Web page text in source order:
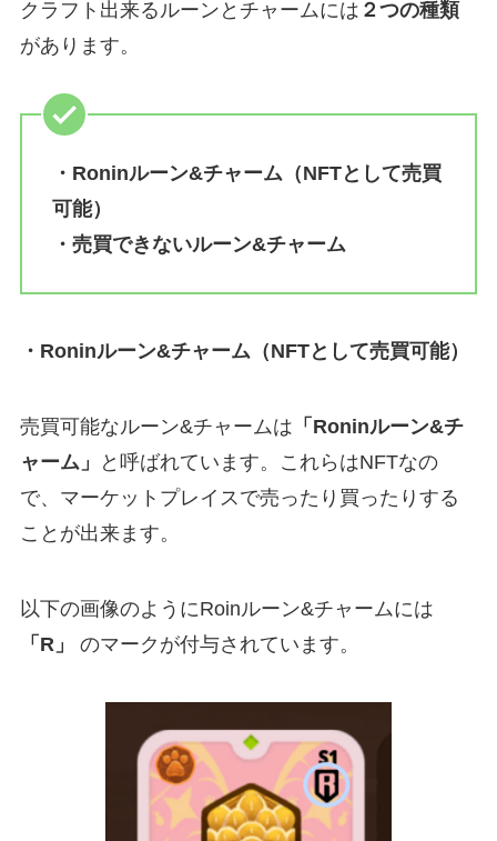
クラフト出来るルーンとチャームには ２つの種類
があります。
・Roninルーン&チャーム（NFTとして売買
可能）
・売買できないルーン&チャーム
・Roninルーン&チャーム（NFTとして売買可能）
売買可能なルーン&チャームは 「Roninルーン&チ
ャーム」
と呼ばれています。これらはNFTなの
で、マーケットプレイスで売ったり買ったりする
ことが出来ます。
以下の画像のようにRoinルーン&チャームには
「R」 のマークが付与されています。